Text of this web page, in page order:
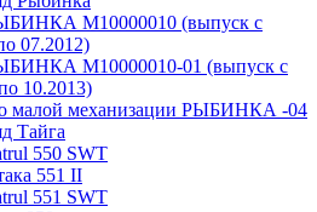
M10000010 (выпуск с
07.2012)
M10000010-01 (выпуск с
10.2013)
малой механизации РЫБИНКА -04
Тайга
550 SWT
551 II
551 SWT